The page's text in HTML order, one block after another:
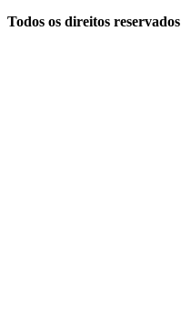
Todos os direitos reservados